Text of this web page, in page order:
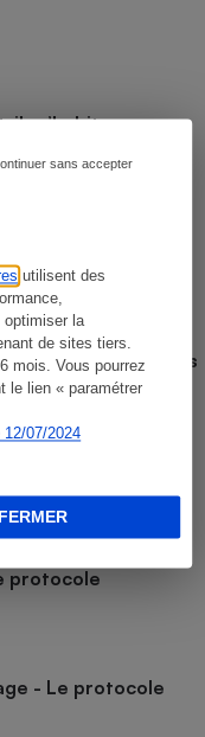
utilisent des
optimiser la
de sites tiers.
mois. Vous pourrez
le lien « paramétrer
07/2024
sans accepter
ils s’habituer au
santé des
bilan désastreux des
logos à la loupe
protocole
- Le protocole